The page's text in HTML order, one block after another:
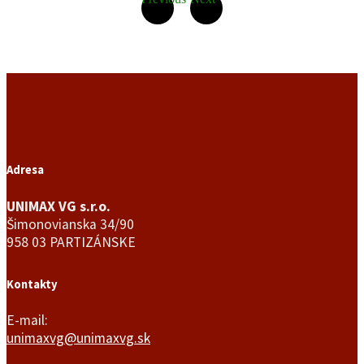
Adresa
UNIMAX VG s.r.o.
Šimonovianska 34/90
958 03 PARTIZÁNSKE
Kontakty
E-mail:
unimaxvg@unimaxvg.sk